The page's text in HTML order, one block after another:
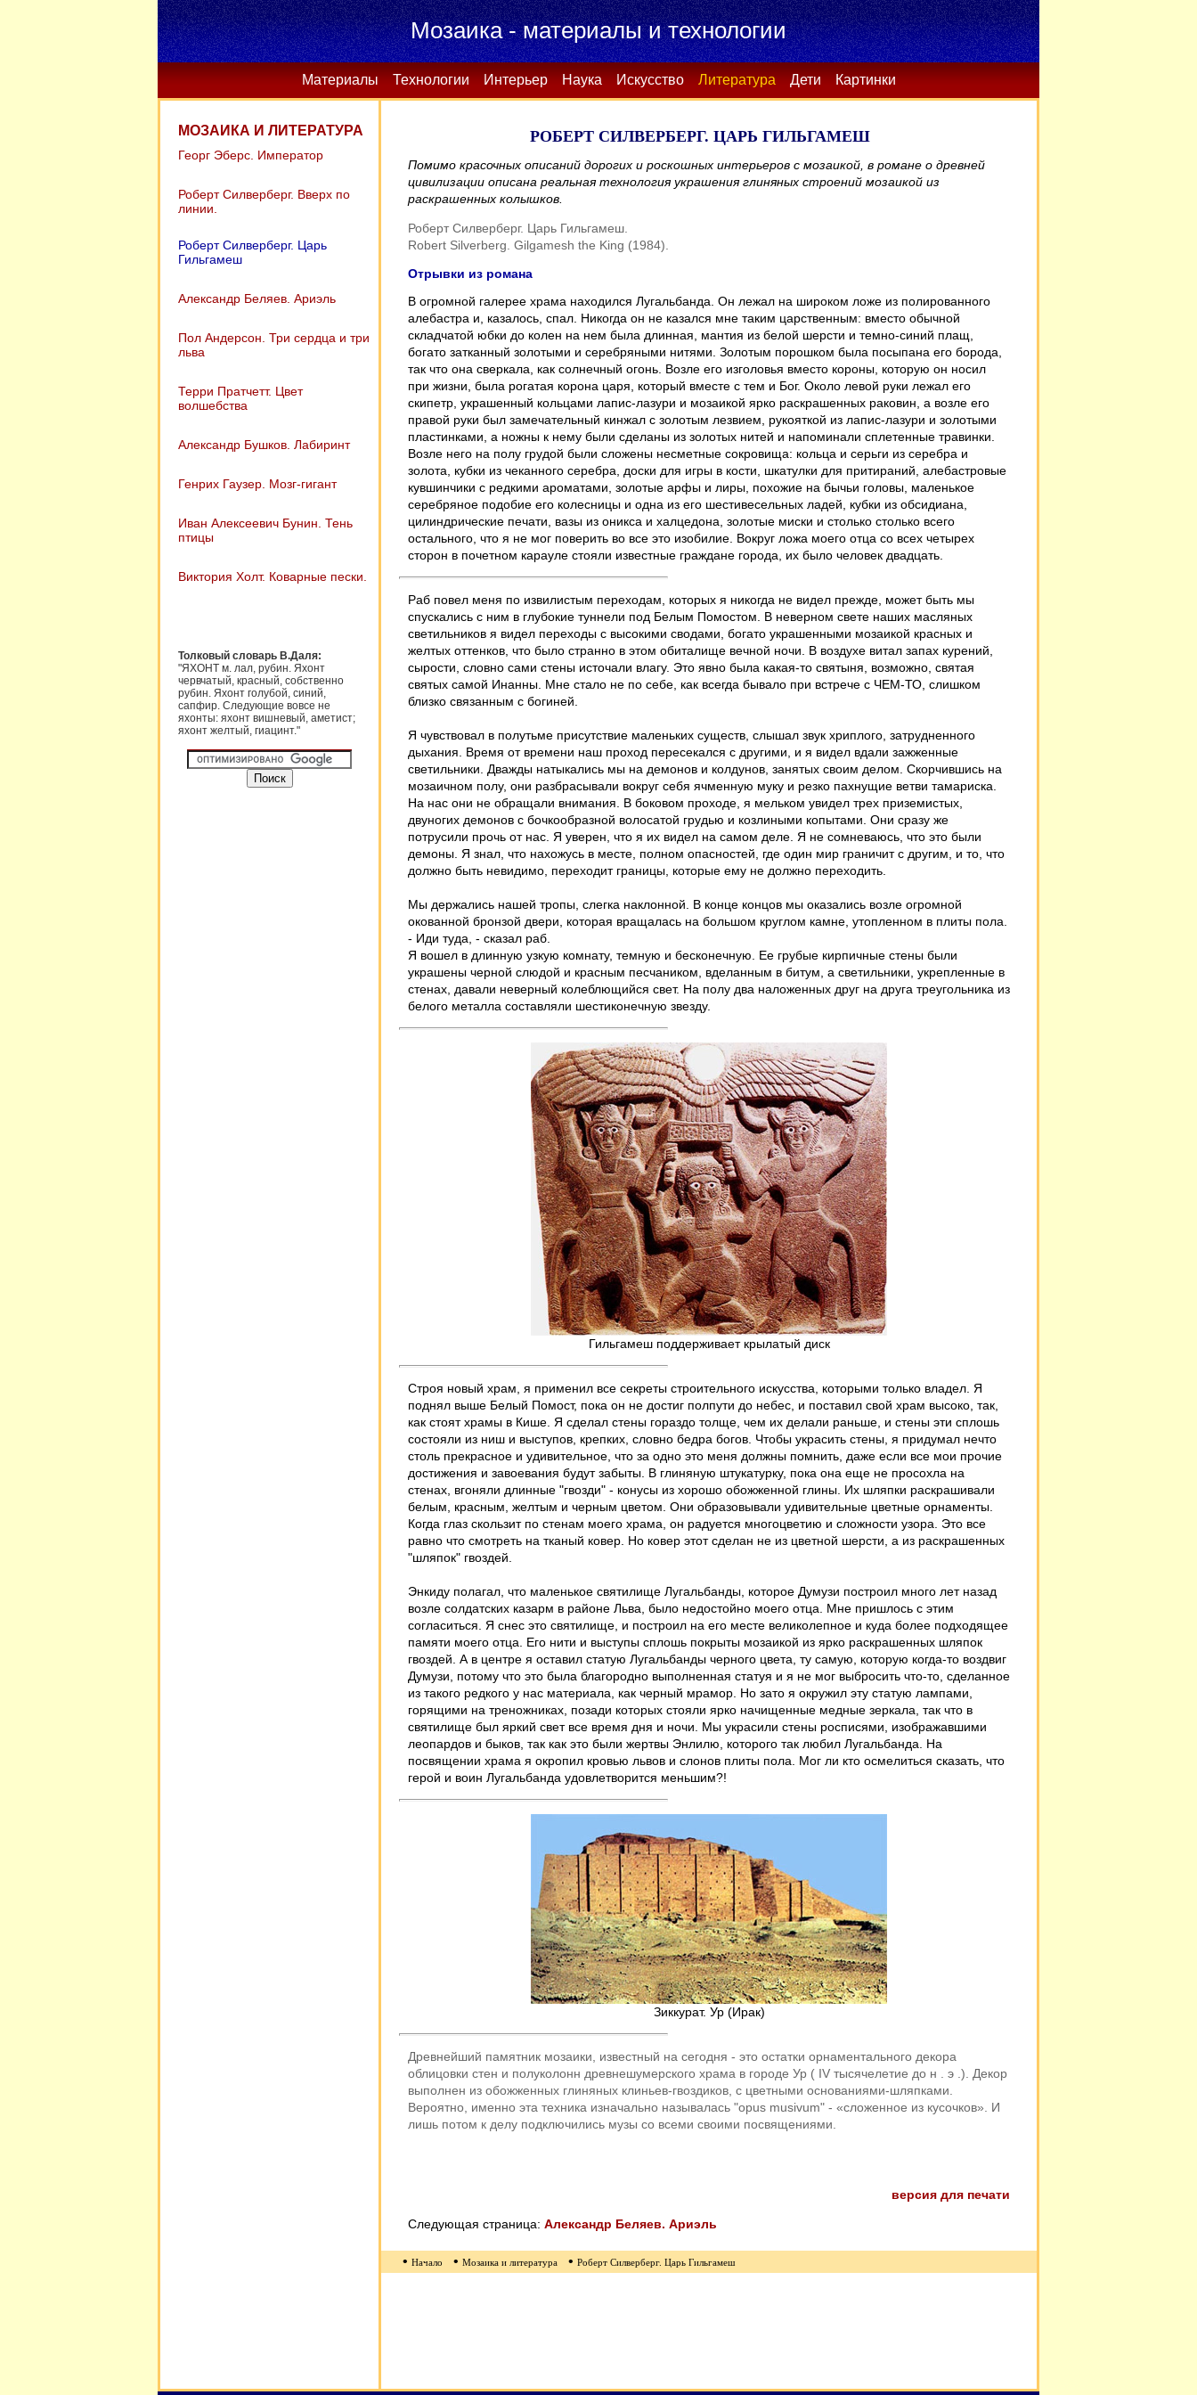
Мозаика - материалы и технологии
Материалы Технологии Интерьер Наука Искусство Литература Дети Картинки
МОЗАИКА И ЛИТЕРАТУРА
Георг Эберс. Император
Роберт Силверберг. Вверх по
линии.
Роберт Силверберг. Царь
Гильгамеш
Александр Беляев. Ариэль
Пол Андерсон. Три сердца и три
льва
Терри Пратчетт. Цвет
волшебства
Александр Бушков. Лабиринт
Генрих Гаузер. Мозг-гигант
Иван Алексеевич Бунин. Тень
птицы
Виктория Холт. Коварные пески.
Толковый словарь В.Даля:
"ЯХОНТ м. лал, рубин. Яхонт
червчатый, красный, собственно
рубин. Яхонт голубой, синий,
сапфир. Следующие вовсе не
яхонты: яхонт вишневый, аметист;
яхонт желтый, гиацинт."
РОБЕРТ СИЛВЕРБЕРГ. ЦАРЬ ГИЛЬГАМЕШ
Помимо красочных описаний дорогих и роскошных интерьеров с мозаикой, в романе о древней
цивилизации описана реальная технология украшения глиняных строений мозаикой из
раскрашенных колышков.
Роберт Силверберг. Царь Гильгамеш.
Robert Silverberg. Gilgamesh the King (1984).
Отрывки из романа
В огромной галерее храма находился Лугальбанда. Он лежал на широком ложе из полированного
алебастра и, казалось, спал. Никогда он не казался мне таким царственным: вместо обычной
складчатой юбки до колен на нем была длинная, мантия из белой шерсти и темно-синий плащ,
богато затканный золотыми и серебряными нитями. Золотым порошком была посыпана его борода,
так что она сверкала, как солнечный огонь. Возле его изголовья вместо короны, которую он носил
при жизни, была рогатая корона царя, который вместе с тем и Бог. Около левой руки лежал его
скипетр, украшенный кольцами лапис-лазури и мозаикой ярко раскрашенных раковин, а возле его
правой руки был замечательный кинжал с золотым лезвием, рукояткой из лапис-лазури и золотыми
пластинками, а ножны к нему были сделаны из золотых нитей и напоминали сплетенные травинки.
Возле него на полу грудой были сложены несметные сокровища: кольца и серьги из серебра и
золота, кубки из чеканного серебра, доски для игры в кости, шкатулки для притираний, алебастровые
кувшинчики с редкими ароматами, золотые арфы и лиры, похожие на бычьи головы, маленькое
серебряное подобие его колесницы и одна из его шестивесельных ладей, кубки из обсидиана,
цилиндрические печати, вазы из оникса и халцедона, золотые миски и столько столько всего
остального, что я не мог поверить во все это изобилие. Вокруг ложа моего отца со всех четырех
сторон в почетном карауле стояли известные граждане города, их было человек двадцать.
Раб повел меня по извилистым переходам, которых я никогда не видел прежде, может быть мы
спускались с ним в глубокие туннели под Белым Помостом. В неверном свете наших масляных
светильников я видел переходы с высокими сводами, богато украшенными мозаикой красных и
желтых оттенков, что было странно в этом обиталище вечной ночи. В воздухе витал запах курений,
сырости, словно сами стены источали влагу. Это явно была какая-то святыня, возможно, святая
святых самой Инанны. Мне стало не по себе, как всегда бывало при встрече с ЧЕМ-ТО, слишком
близко связанным с богиней.
Я чувствовал в полутьме присутствие маленьких существ, слышал звук хриплого, затрудненного
дыхания. Время от времени наш проход пересекался с другими, и я видел вдали зажженные
светильники. Дважды натыкались мы на демонов и колдунов, занятых своим делом. Скорчившись на
мозаичном полу, они разбрасывали вокруг себя ячменную муку и резко пахнущие ветви тамариска.
На нас они не обращали внимания. В боковом проходе, я мельком увидел трех приземистых,
двуногих демонов с бочкообразной волосатой грудью и козлиными копытами. Они сразу же
потрусили прочь от нас. Я уверен, что я их видел на самом деле. Я не сомневаюсь, что это были
демоны. Я знал, что нахожусь в месте, полном опасностей, где один мир граничит с другим, и то, что
должно быть невидимо, переходит границы, которые ему не должно переходить.
Мы держались нашей тропы, слегка наклонной. В конце концов мы оказались возле огромной
окованной бронзой двери, которая вращалась на большом круглом камне, утопленном в плиты пола.
- Иди туда, - сказал раб.
Я вошел в длинную узкую комнату, темную и бесконечную. Ее грубые кирпичные стены были
украшены черной слюдой и красным песчаником, вделанным в битум, а светильники, укрепленные в
стенах, давали неверный колеблющийся свет. На полу два наложенных друг на друга треугольника из
белого металла составляли шестиконечную звезду.
Гильгамеш поддерживает крылатый диск
Строя новый храм, я применил все секреты строительного искусства, которыми только владел. Я
поднял выше Белый Помост, пока он не достиг полпути до небес, и поставил свой храм высоко, так,
как стоят храмы в Кише. Я сделал стены гораздо толще, чем их делали раньше, и стены эти сплошь
состояли из ниш и выступов, крепких, словно бедра богов. Чтобы украсить стены, я придумал нечто
столь прекрасное и удивительное, что за одно это меня должны помнить, даже если все мои прочие
достижения и завоевания будут забыты. В глиняную штукатурку, пока она еще не просохла на
стенах, вгоняли длинные "гвозди" - конусы из хорошо обожженной глины. Их шляпки раскрашивали
белым, красным, желтым и черным цветом. Они образовывали удивительные цветные орнаменты.
Когда глаз скользит по стенам моего храма, он радуется многоцветию и сложности узора. Это все
равно что смотреть на тканый ковер. Но ковер этот сделан не из цветной шерсти, а из раскрашенных
"шляпок" гвоздей.
Энкиду полагал, что маленькое святилище Лугальбанды, которое Думузи построил много лет назад
возле солдатских казарм в районе Льва, было недостойно моего отца. Мне пришлось с этим
согласиться. Я снес это святилище, и построил на его месте великолепное и куда более подходящее
памяти моего отца. Его нити и выступы сплошь покрыты мозаикой из ярко раскрашенных шляпок
гвоздей. А в центре я оставил статую Лугальбанды черного цвета, ту самую, которую когда-то воздвиг
Думузи, потому что это была благородно выполненная статуя и я не мог выбросить что-то, сделанное
из такого редкого у нас материала, как черный мрамор. Но зато я окружил эту статую лампами,
горящими на треножниках, позади которых стояли ярко начищенные медные зеркала, так что в
святилище был яркий свет все время дня и ночи. Мы украсили стены росписями, изображавшими
леопардов и быков, так как это были жертвы Энлилю, которого так любил Лугальбанда. На
посвящении храма я окропил кровью львов и слонов плиты пола. Мог ли кто осмелиться сказать, что
герой и воин Лугальбанда удовлетворится меньшим?!
Зиккурат. Ур (Ирак)
Древнейший памятник мозаики, известный на сегодня - это остатки орнаментального декора
облицовки стен и полуколонн древнешумерского храма в городе Ур ( IV тысячелетие до н . э .). Декор
выполнен из обожженных глиняных клиньев-гвоздиков, с цветными основаниями-шляпками.
Вероятно, именно эта техника изначально называлась "opus musivum" - «сложенное из кусочков». И
лишь потом к делу подключились музы со всеми своими посвящениями.
версия для печати
Следующая страница: Александр Беляев. Ариэль
• Начало • Мозаика и литература • Роберт Силверберг. Царь Гильгамеш